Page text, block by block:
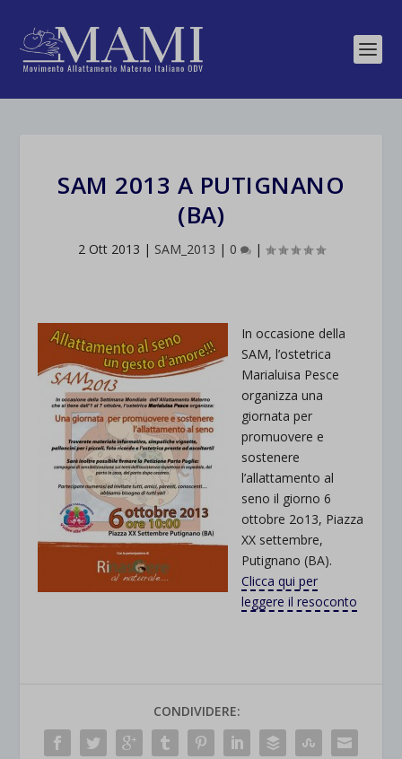
SAM 2013 A PUTIGNANO
(BA)
2 Ott 2013 | SAM_2013 | 0 |
In occasione della
SAM, l’ostetrica
Marialuisa Pesce
organizza una
giornata per
promuovere e
sostenere
l’allattamento al
seno il giorno 6
ottobre 2o13, Piazza
XX settembre,
Putignano (BA).
Clicca qui per
leggere il resoconto
CONDIVIDERE: